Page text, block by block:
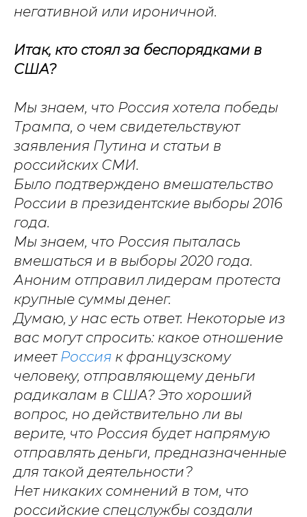
негативной или ироничной.
Итак, кто стоял за беспорядками в
США?
Мы знаем, что Россия хотела победы
Трампа, о чем свидетельствуют
заявления Путина и статьи в
российских СМИ.
Было подтверждено вмешательство
России в президентские выборы 2016
года.
Мы знаем, что Россия пыталась
вмешаться и в выборы 2020 года.
Аноним отправил лидерам протеста
крупные суммы денег.
Думаю, у нас есть ответ. Некоторые из
вас могут спросить: какое отношение
имеет Россия к французскому
человеку, отправляющему деньги
радикалам в США? Это хороший
вопрос, но действительно ли вы
верите, что Россия будет напрямую
отправлять деньги, предназначенные
для такой деятельности?
Нет никаких сомнений в том, что
российские спецслужбы создали